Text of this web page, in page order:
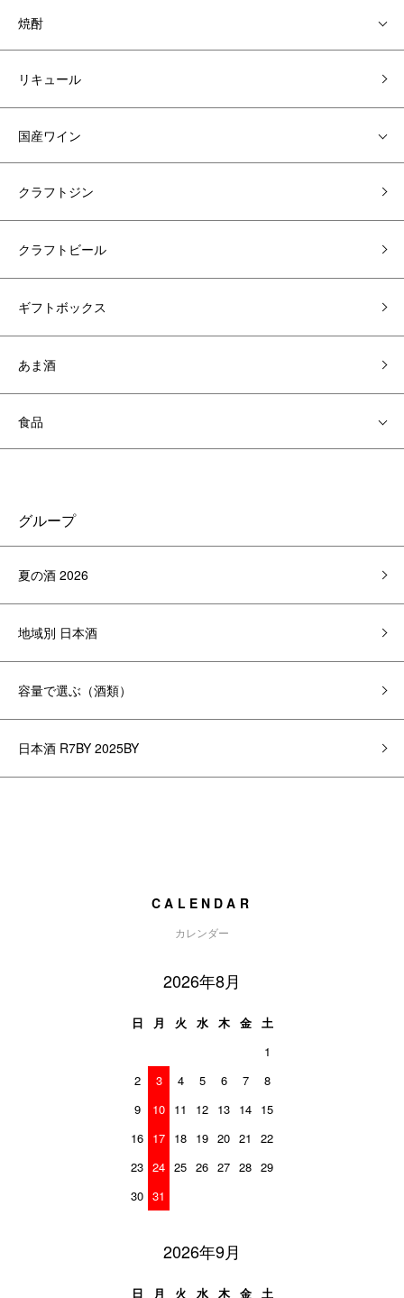
焼酎
リキュール
国産ワイン
クラフトジン
クラフトビール
ギフトボックス
あま酒
食品
グループ
夏の酒 2026
地域別 日本酒
容量で選ぶ（酒類）
日本酒 R7BY 2025BY
CALENDAR
カレンダー
2026年8月
日 月 火 水 木 金
土
1
2
3 4 5 6 7
8
9
10 11 12 13 14 15
16 17 18 19 20 21
22
23 24 25 26 27 28 29
30 31
2026年9月
日 月 火 水 木 金
土